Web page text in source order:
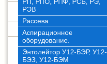
РЭВ
Рассева
Аспирационное
оборудование.
Энтолейтор У12-БЭР, У12-
БЭЗ, У12-БЭМ